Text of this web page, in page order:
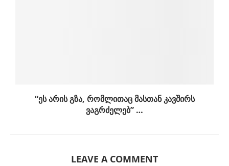
“ეს არის გზა, რომლითაც მასთან კავშირს
ვაგრძელებ” …
LEAVE A COMMENT